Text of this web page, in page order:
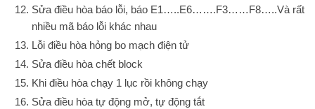
Sửa điều hòa báo lỗi, báo E1…..E6…….F3……F8…..Và rất
nhiều mã báo lỗi khác nhau
Lỗi điều hòa hỏng bo mạch điện tử
Sửa điều hòa chết block
Khi điều hòa chạy 1 lục rồi không chạy
Sửa điều hòa tự động mở, tự động tắt